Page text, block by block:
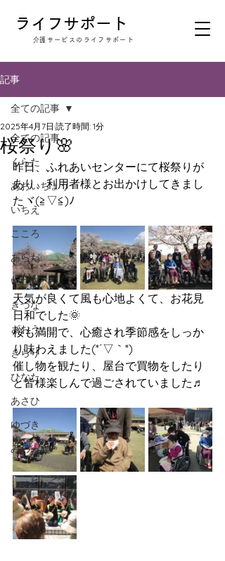
​ライフサポート
​介護サービスのライフサポート
記事
全ての記事
くらた
あおいちょう
いちえ
こころ
あらた
いつき
きづな
ざおう
きらり
ひなた
あさひ
ゆづき
みの
全ての記事
桜祭り🌸
2025年4月7日 読了時間: 1分
昨日、ふれあいセンターにて桜祭りが
あり、利用者様とお出かけしてきまし
たヾ(≧▽≦)ﾉ
天気が良くて風も心地よくて、お花見
日和でした🌞
桜も満開で、心癒され季節感をしっか
り味わえました(*´▽｀*)
催し物を観たり、屋台で買物をしたり
と皆様楽しんで過ごされていました♬